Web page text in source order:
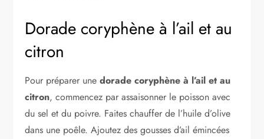
Dorade coryphène à l’ail et au
citron
Pour préparer unedorade coryphène à l’ail et au
citron, commencez par assaisonner le poisson avec
du sel et du poivre. Faites chauffer de l’huile d’olive
dans une poêle. Ajoutez des gousses d’ail émincées